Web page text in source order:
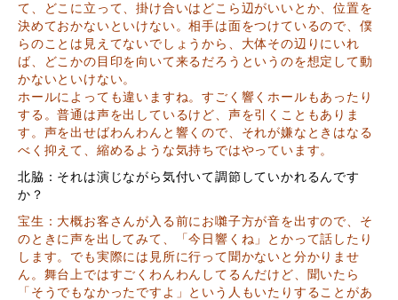
て、どこに立って、掛け合いはどこら辺がいいとか、位置を
決めておかないといけない。相手は面をつけているので、僕
らのことは見えてないでしょうから、大体その辺りにいれ
ば、どこかの目印を向いて来るだろうというのを想定して動
かないといけない。
ホールによっても違いますね。すごく響くホールもあったり
する。普通は声を出しているけど、声を引くこともありま
す。声を出せばわんわんと響くので、それが嫌なときはなる
べく抑えて、縮めるような気持ちではやっています。
北脇：それは演じながら気付いて調節していかれるんです
か？
宝生：大概お客さんが入る前にお囃子方が音を出すので、そ
のときに声を出してみて、「今日響くね」とかって話したり
します。でも実際には見所に行って聞かないと分かりませ
ん。舞台上ではすごくわんわんしてるんだけど、聞いたら
「そうでもなかったですよ」という人もいたりすることがあ